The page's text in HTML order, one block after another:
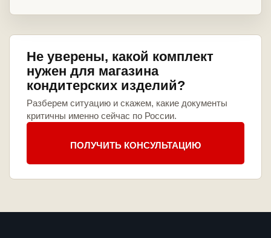
Не уверены, какой комплект
нужен для магазина
кондитерских изделий?
Разберем ситуацию и скажем, какие документы
критичны именно сейчас по России.
ПОЛУЧИТЬ КОНСУЛЬТАЦИЮ